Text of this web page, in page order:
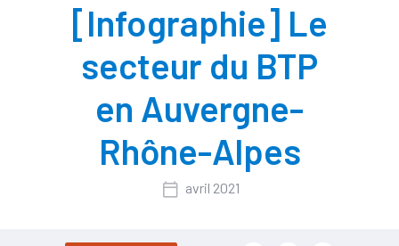
[Infographie] Le
secteur du BTP
en Auvergne-
Rhône-Alpes
avril 2021